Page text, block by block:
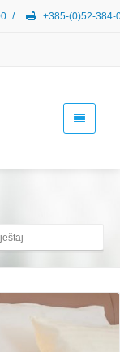
/ +385-(0)52-